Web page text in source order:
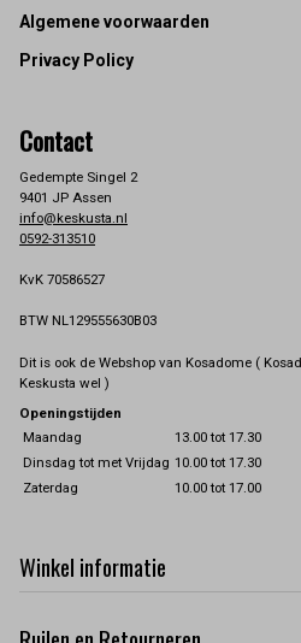
Footer
Algemene voorwaarden
Privacy Policy
Contact
Gedempte Singel 2
9401 JP Assen
info@keskusta.nl
0592-313510
KvK 70586527
BTW NL129555630B03
Dit is ook de Webshop van Kosadome (
Keskusta wel )
Openingstijden
Maandag
13.00 tot 17.30
Dinsdag tot met Vrijdag 10.00 tot 17.30
Zaterdag
10.00 tot 17.00
Winkel informatie